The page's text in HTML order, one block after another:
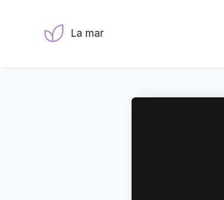
La mar